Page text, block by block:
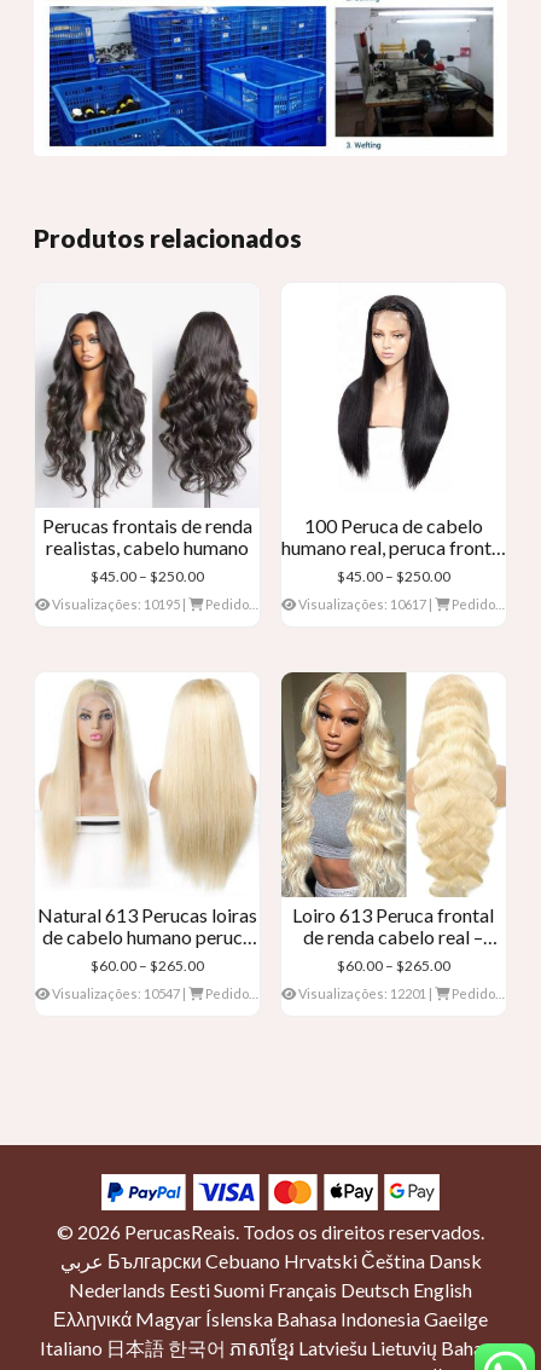
Produtos relacionados
Perucas frontais de renda
realistas, cabelo humano
$45.00 – $250.00Faixa
de
$250.00
Visualizações: 10195 | Pedidos: 0
100 Peruca de cabelo
humano real, peruca frontal
de renda
$45.00 – $250.00Faixa
de
$250.00
Visualizações: 10617| Pedidos: 0
Natural 613 Perucas loiras
de cabelo humano peruca
frontal de renda loira
$60.00 – $265.00Faixa
de
Visualizações: 10547 | Pedidos: 0
Loiro 613 Peruca frontal
de renda cabelo real –
Onda Corporal
$60.00 – $265.00Faixa
de
Visualizações: 12201 | Pedidos: 0
© 2026 PerucasReais. Todos os direitos reservados.
عربي Български Cebuano HrvatskiČeština Dansk
Nederlands EestiSuomi Français Deutsch English
Ελληνικά Magyar Íslenska Bahasa IndonesiaGaeilge
Italiano 日本語 한국어 ភាសាខ្មែរ Latviešu Lietuvių Bahasa